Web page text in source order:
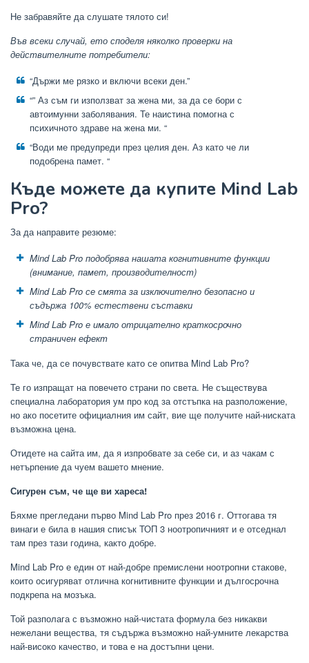
Не забравяйте да слушате тялото си!
Във всеки случай, ето споделя няколко проверки на
действителните потребители:
“Държи ме рязко и включи всеки ден.”
“” Аз съм ги използват за жена ми, за да се бори с
автоимунни заболявания. Те наистина помогна с
психичното здраве на жена ми. “
“Води ме предупреди през целия ден. Аз като че ли
подобрена памет. “
Къде можете да купите Mind Lab
Pro?
За да направите резюме:
Mind Lab Pro подобрява нашата когнитивните функции
(внимание, памет, производителност)
Mind Lab Pro се смята за изключително безопасно и
съдържа 100% естествени съставки
Mind Lab Pro е имало отрицателно краткосрочно
страничен ефект
Така че, да се почувствате като се опитва Mind Lab Pro?
Те го изпращат на повечето страни по света. Не съществува
специална лаборатория ум про код за отстъпка на разположение,
но ако посетите официалния им сайт, вие ще получите най-ниската
възможна цена.
Отидете на сайта им, да я изпробвате за себе си, и аз чакам с
нетърпение да чуем вашето мнение.
Сигурен съм, че ще ви хареса!
Бяхме прегледани първо Mind Lab Pro през 2016 г. Оттогава тя
винаги е била в нашия списък ТОП 3 ноотропичният и е отседнал
там през тази година, както добре.
Mind Lab Pro е един от най-добре премислени ноотропни стакове,
които осигуряват отлична когнитивните функции и дългосрочна
подкрепа на мозъка.
Той разполага с възможно най-чистата формула без никакви
нежелани вещества, тя съдържа възможно най-умните лекарства
най-високо качество, и това е на достъпни цени.